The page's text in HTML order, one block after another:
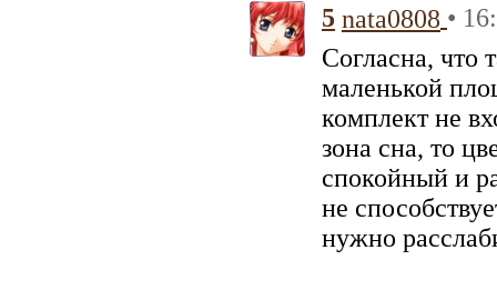
5 nata0808 •
Согласна, что
маленькой
комплект не
зона сна, то
спокойный и
не
нужно